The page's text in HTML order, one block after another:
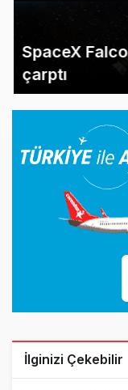
SpaceX
çarptı
İlginizi Çekebilir